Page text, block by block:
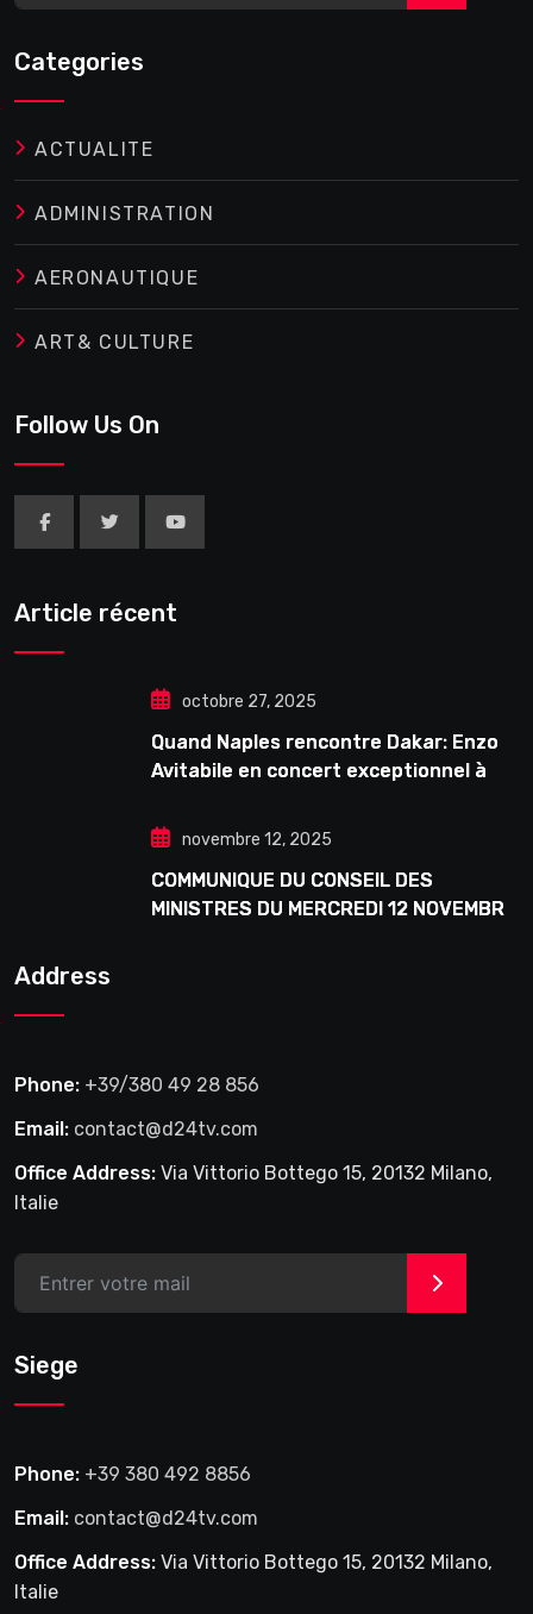
Categories
ACTUALITE
ADMINISTRATION
AERONAUTIQUE
ART& CULTURE
Follow Us On
Article récent
octobre 27, 2025
Quand Naples rencontre Dakar: Enzo
Avitabile en concert exceptionnel à
novembre 12, 2025
COMMUNIQUE DU CONSEIL DES
MINISTRES DU MERCREDI 12 NOVEMBRE
Address
Phone: +39/380 49 28 856
Email: contact@d24tv.com
Office Address: Via Vittorio Bottego 15, 20132 Milano,
Italie
>
Siege
Phone: +39 380 492 8856
Email: contact@d24tv.com
Office Address: Via Vittorio Bottego 15, 20132 Milano,
Italie